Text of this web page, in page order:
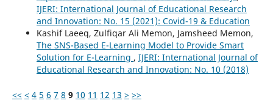
IJERI: International Journal of Educational Research
and Innovation: No. 15 (2021): Covid-19 & Education
Kashif Laeeq, Zulfiqar Ali Memon, Jamsheed Memon,
The SNS-Based E-Learning Model to Provide Smart
Solution for E-Learning , IJERI: International Journal of
Educational Research and Innovation: No. 10 (2018)
<< < 4 5 6 7 8 9 10 11 12 13 > >>